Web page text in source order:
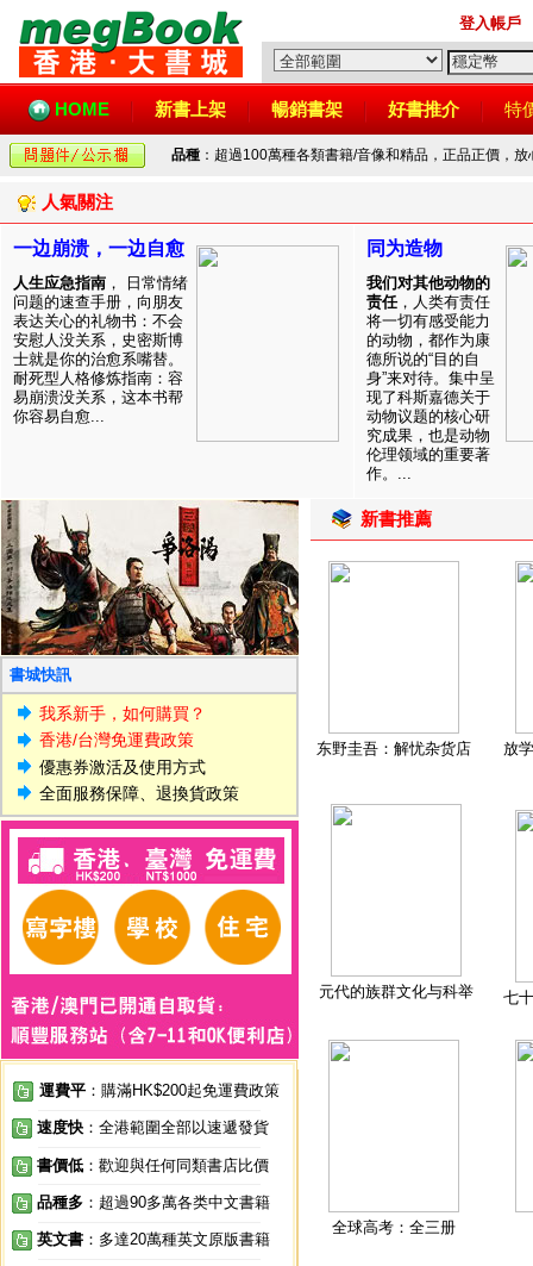
登入帳戶
HOME 新書上架 暢銷書架 好書推介 特
品種 ：超過100萬種各類書籍/音像和精品，正品正價，
人氣關注
一边崩溃，一边自愈
人生应急指南 ， 日常情绪
问题的速查手册，向朋友
表达关心的礼物书：不会
安慰人没关系，史密斯博
士就是你的治愈系嘴替。
耐死型人格修炼指南：容
易崩溃没关系，这本书帮
你容易自愈...
同为造物
我们对其他动物的
责任，人类有责任
将一切有感受能力
的动物，都作为康
德所说的“目的自
身”来对待。集中呈
现了科斯嘉德关于
动物议题的核心研
究成果，也是动物
伦理领域的重要著
作。...
書城快訊
我系新手，如何購買？
香港/台灣免運費政策
優惠券激活及使用方式
全面服務保障、退換貨政策
運費平 ：購滿HK$200起免運費政策
速度快 ：全港範圍全部以速遞發貨
書價低 ：歡迎與任何同類書店比價
品種多 ：超過90多萬各类中文書籍
英文書 ：多達20萬種英文原版書籍
新書推薦
东野圭吾：解忧杂货店 放
元代的族群文化与科举 七
全球高考：全三册